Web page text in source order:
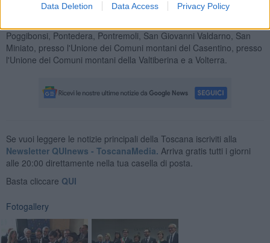
Data Deletion Data Access Privacy Policy
Nei prossimi mesi altri uffici di prossimità saranno aperti a Abbadia
Poggibonsi, Pontedera, Pontremoli, San Giovanni Valdarno, San
Miniato, presso l'Unione dei Comuni montani del Casentino, presso
l'Unione dei Comuni montani della Valtiberina e a Volterra.
Se vuoi leggere le notizie principali della Toscana iscriviti alla
Newsletter QUInews - ToscanaMedia. Arriva gratis tutti i giorni
alle 20:00 direttamente nella tua casella di posta.
Basta cliccare QUI
Fotogallery